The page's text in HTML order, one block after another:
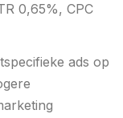
0,65%, CPC
ads op